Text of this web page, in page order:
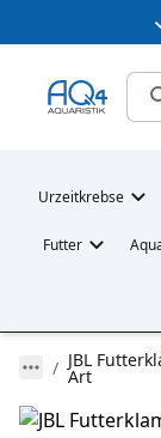
Urzeitkrebse
Futter
JBL
Art